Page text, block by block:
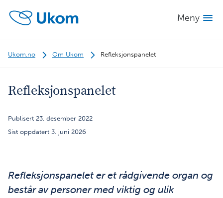
Meny
Ukom.no Om Ukom Refleksjonspanelet
Refleksjonspanelet
Publisert 23. desember 2022
Sist oppdatert 3. juni 2026
Refleksjonspanelet er et rådgivende organ og
består av personer med viktig og ulik